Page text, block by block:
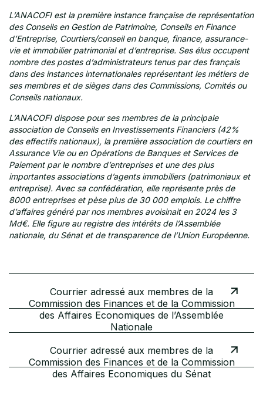
L’ANACOFI est la première instance française de représentation
des Conseils en Gestion de Patrimoine, Conseils en Finance
d’Entreprise, Courtiers/conseil en banque, finance, assurance-
vie et immobilier patrimonial et d’entreprise. Ses élus occupent
nombre des postes d’administrateurs tenus par des français
dans des instances internationales représentant les métiers de
ses membres et de sièges dans des Commissions, Comités ou
Conseils nationaux.
L’ANACOFI dispose pour ses membres de la principale
association de Conseils en Investissements Financiers (42%
des effectifs nationaux), la première association de courtiers en
Assurance Vie ou en Opérations de Banques et Services de
Paiement par le nombre d’entreprises et une des plus
importantes associations d’agents immobiliers (patrimoniaux et
entreprise). Avec sa confédération, elle représente près de
8000 entreprises et pèse plus de 30 000 emplois. Le chiffre
d’affaires généré par nos membres avoisinait en 2024 les 3
Md€. Elle figure au registre des intérêts de l’Assemblée
nationale, du Sénat et de transparence de l’Union Européenne.
Courrier adressé aux membres de la
Commission des Finances et de la Commission
des Affaires Economiques de l’Assemblée
Nationale
Courrier adressé aux membres de la
Commission des Finances et de la Commission
des Affaires Economiques du Sénat